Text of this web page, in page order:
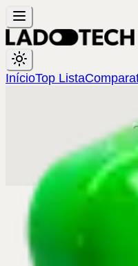
InícioTop Lista